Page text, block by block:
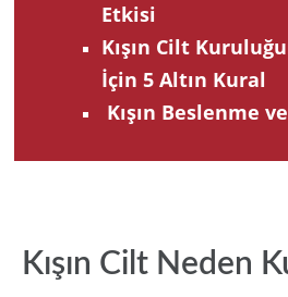
Etkisi
Kışın Cilt
İçin 5 Altın Kural
Kışın Beslenme
Kışın Cilt Neden